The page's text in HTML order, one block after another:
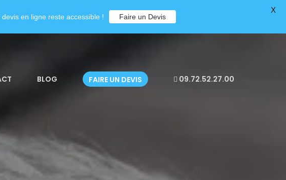
BLOG FAIRE UN DEVIS 09.72.52.27.00
en ligne reste accessible ! Faire un Devis
X